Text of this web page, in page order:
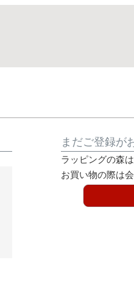
まだご登録が
ラッピングの森
お買い物の際は